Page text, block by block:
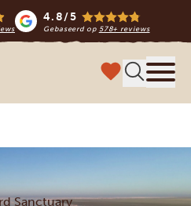
4.8/5
Gebaseerd op 578+ reviews
Sanctuary